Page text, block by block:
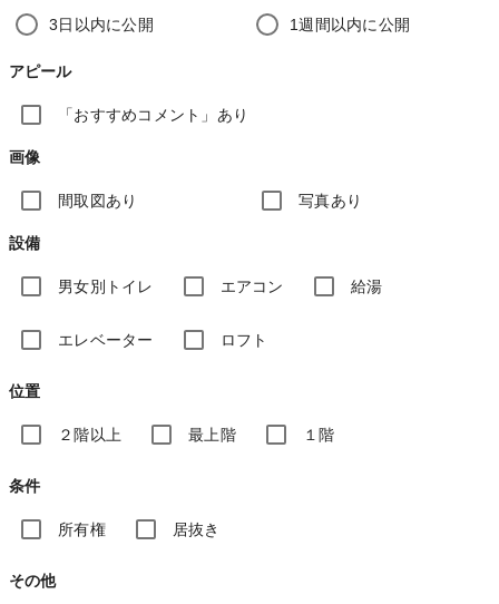
3日以内に公開 1週間以内に公開
アピール
「おすすめコメント」あり
画像
間取図あり 写真あり
設備
男女別トイレ エアコン 給湯
エレベーター ロフト
位置
２階以上 最上階 １階
条件
所有権 居抜き
その他